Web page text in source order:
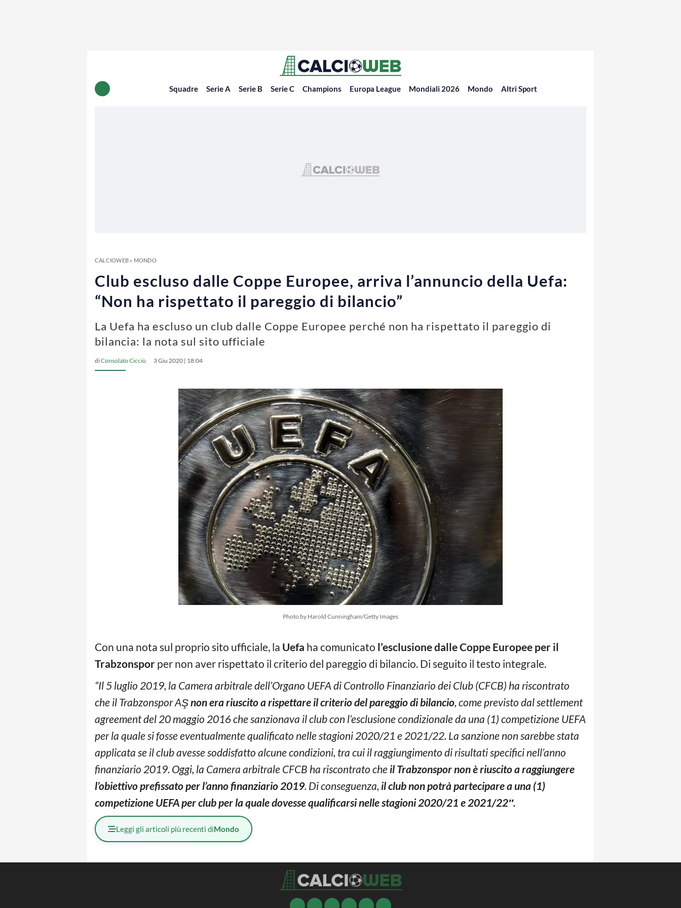
Squadre Serie A Serie B Serie C Champions Europa League Mondiali 2026 Mondo Altri Sport
CALCIOWEB» MONDO
Club escluso dalle Coppe Europee, arriva l’annuncio della Uefa:
“Non ha rispettato il pareggio di bilancio”
La Uefa ha escluso un club dalle Coppe Europee perché non ha rispettato il pareggio di
bilancia: la nota sul sito ufficiale
diConsolato Cicciù 3 Giu 2020 | 18:04
Photo by Harold Cunningham/Getty Images
Con una nota sul proprio sito ufficiale, la Uefa ha comunicato l’esclusione dalle Coppe Europee per il
Trabzonspor per non aver rispettato il criterio del pareggio di bilancio. Di seguito il testo integrale.
“Il 5 luglio 2019, la Camera arbitrale dell’Organo UEFA di Controllo Finanziario dei Club (CFCB) ha riscontrato
che il Trabzonspor AŞnon era riuscito a rispettare il criterio del pareggio di bilancio, come previsto dal settlement
agreement del 20 maggio 2016 che sanzionava il club con l’esclusione condizionale da una (1) competizione UEFA
per la quale si fosse eventualmente qualificato nelle stagioni 2020/21 e 2021/22. La sanzione non sarebbe stata
applicata se il club avesse soddisfatto alcune condizioni, tra cui il raggiungimento di risultati specifici nell’anno
finanziario 2019. Oggi, la Camera arbitrale CFCB ha riscontrato che il Trabzonspor non è riuscito a raggiungere
l’obiettivo prefissato per l’anno finanziario 2019. Di conseguenza, il club non potrà partecipare a una (1)
competizione UEFA per club per la quale dovesse qualificarsi nelle stagioni 2020/21 e 2021/22″.
Leggi gli articoli più recenti diMondo